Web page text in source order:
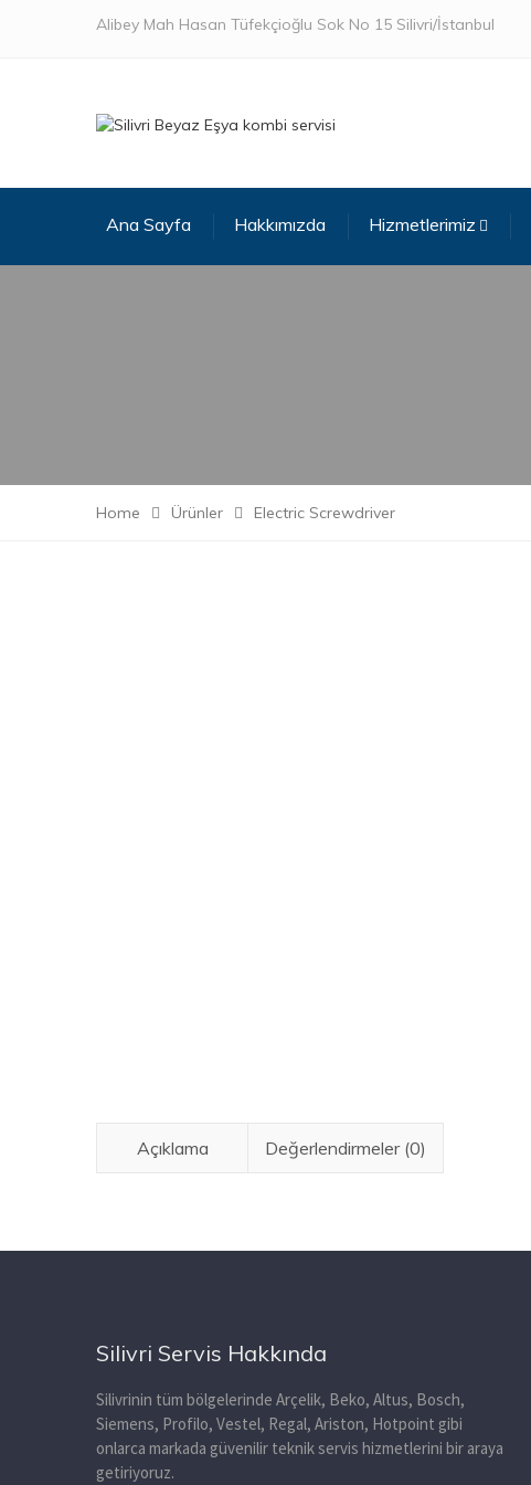
Alibey Mah Hasan Tüfekçioğlu Sok No 15 Silivri/İstanbul
Ana Sayfa Hakkımızda Hizmetlerimiz
Home Ürünler Electric Screwdriver
Açıklama Değerlendirmeler (0)
Silivri Servis Hakkında
Silivrinin tüm bölgelerinde Arçelik, Beko, Altus, Bosch,
Siemens, Profilo, Vestel, Regal, Ariston, Hotpoint gibi
onlarca markada güvenilir teknik servis hizmetlerini bir araya
getiriyoruz.